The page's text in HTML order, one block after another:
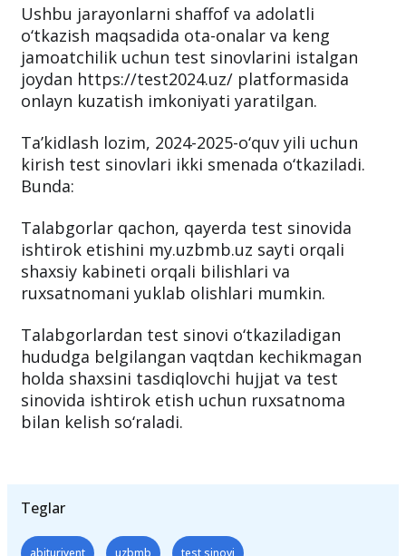
muassasalariga kirish test sinovlari davom
etmoqda.
Ushbu jarayonlarni shaffof va adolatli
o‘tkazish maqsadida ota-onalar va keng
joydan https://test2024.uz/ platformasida
onlayn kuzatish imkoniyati yaratilgan.
kirish test sinovlari ikki smenada o‘tkaziladi.
Bunda:
Talabgorlar qachon, qayerda test sinovida
shaxsiy kabineti orqali bilishlari va
ruxsatnomani yuklab olishlari mumkin.
Talabgorlardan test sinovi o‘tkaziladigan
hududga belgilangan vaqtdan kechikmagan